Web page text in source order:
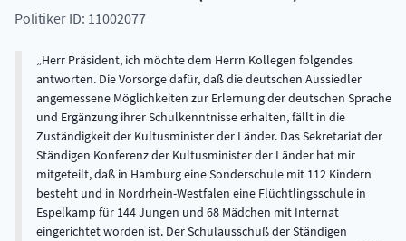
Politiker ID: 11002077
Herr Präsident, ich möchte dem Herrn Kollegen folgendes
antworten. Die Vorsorge dafür, daß die deutschen Aussiedler
angemessene Möglichkeiten zur Erlernung der deutschen Sprache
und Ergänzung ihrer Schulkenntnisse erhalten, fällt in die
Zuständigkeit der Kultusminister der Länder. Das Sekretariat der
Ständigen Konferenz der Kultusminister der Länder hat mir
mitgeteilt, daß in Hamburg eine Sonderschule mit 112 Kindern
besteht und in Nordrhein-Westfalen eine Flüchtlingsschule in
Espelkamp für 144 Jungen und 68 Mädchen mit Internat
eingerichtet worden ist. Der Schulausschuß der Ständigen